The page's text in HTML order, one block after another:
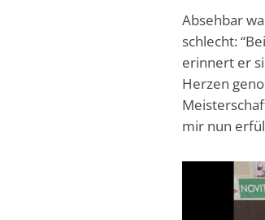
Absehbar
schlecht:
erinnert er
Herzen
mir nun